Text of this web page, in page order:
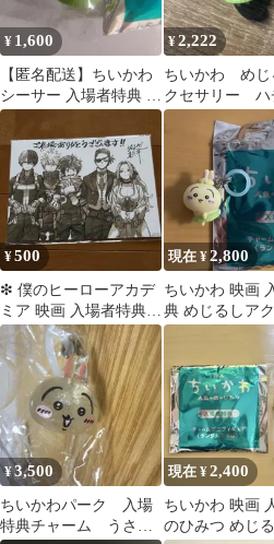
¥ 1,600
【匿名配送】ちいかわ
シーサー 入場者特典 め
じるしチャーム ミニフ
ィギュア
¥2,222
ちいかわ めじ
クセサリー ハ
レ 入場特典
¥500
❇︎ 僕のヒーローアカデ
ミア 映画 入場者特典
❇︎
現在 ¥2,800
ちいかわ 映画
典 めじるしアク
ー うさぎ
¥3,500
ちいかわパーク 入場
特典チャーム うさぎ
現在 ¥2,400
ちいかわ 映画
のひみつ めじ